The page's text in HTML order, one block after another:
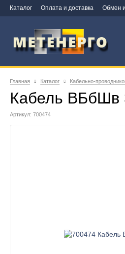
Каталог Оплата и доставка Обмен
Главная Каталог Кабельно-
Кабель ВБбШв
Артикул: 700474